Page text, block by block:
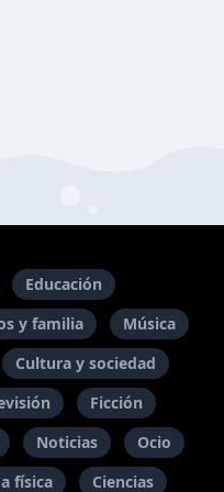
Educación
y familia
Música
Cultura y sociedad
Ficción
Noticias
Ocio
física Ciencias